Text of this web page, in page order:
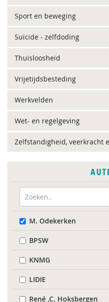
Sport en beweging
Suïcide - zelfdoding
Thuisloosheid
Vrijetijdsbesteding
Werkvelden
Wet- en regelgeving
Zelfstandigheid, veerkracht
M. Odekerken
BPSW
KNMG
LIDIE
René .C. Hoksbergen